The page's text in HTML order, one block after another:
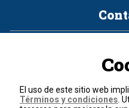
El uso de este sitio web
Términos y condiciones .